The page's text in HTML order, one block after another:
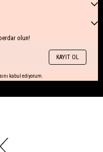
olun!
KAYIT OL
kabul ediyorum.